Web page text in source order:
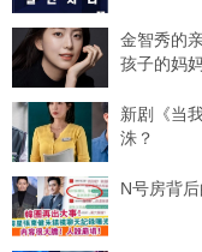
金智秀的
孩子的妈
新剧《当
洙？
N号房背